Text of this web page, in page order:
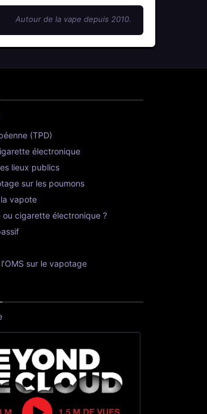
Autour de la vape depuis 2010.
(TPD)
électronique
lieux publics
sur les poumons
vapote
cigarette électronique ?
sur le vapotage